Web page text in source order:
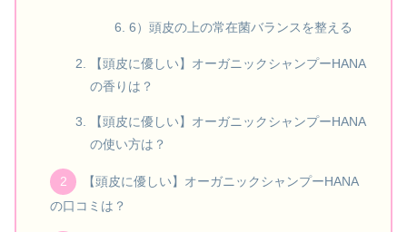
6）頭皮の上の常在菌バランスを整える
【頭皮に優しい】オーガニックシャンプーHANA
の香りは？
【頭皮に優しい】オーガニックシャンプーHANA
の使い方は？
【頭皮に優しい】オーガニックシャンプーHANA
の口コミは？